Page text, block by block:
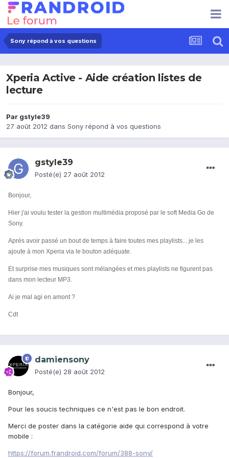
Sony répond à vos questions
Xperia Active - Aide création listes de
lecture
Par gstyle39
27 août 2012 dans Sony répond à vos questions
gstyle39
Posté(e) 27 août 2012
Bonjour,
Hier j'ai voulu tester la gestion multimédia proposé par le soft Media Go de
Sony.
Après avoir passé un bout de temps à faire toutes mes playlists... je les
ajoute à mon Xperia via le bouton adéquate.
Et surprise mes musiques sont mélangées et mes playlists ne figurent pas
dans mon lecteur MP3.
Ai je mal agi en amont ?
Cdt
damiensony
Posté(e) 28 août 2012
Bonjour,
Pour les soucis techniques ce n'est pas le bon endroit.
Merci de poster dans la catégorie aide qui correspond à votre
mobile :
https://forum.frandroid.com/forum/388-sony/